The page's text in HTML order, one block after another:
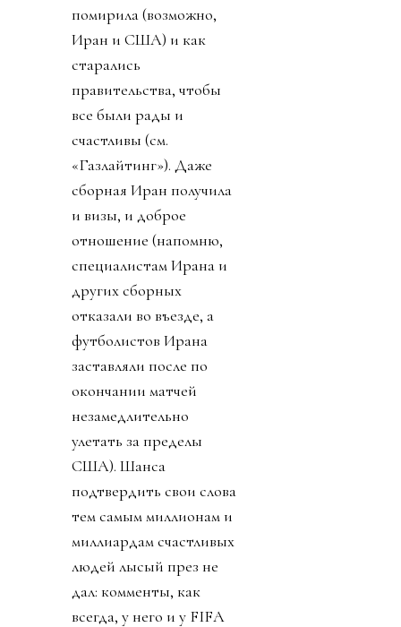
помирила (возможно,
Иран и США) и как
старались
правительства, чтобы
все были рады и
счастливы (см.
«Газлайтинг»). Даже
сборная Иран получила
и визы, и доброе
отношение (напомню,
специалистам Ирана и
других сборных
отказали во въезде, а
футболистов Ирана
заставляли после по
окончании матчей
незамедлительно
улетать за пределы
США). Шанса
подтвердить свои слова
тем самым миллионам и
миллиардам счастливых
людей лысый през не
дал: комменты, как
всегда, у него и у FIFA